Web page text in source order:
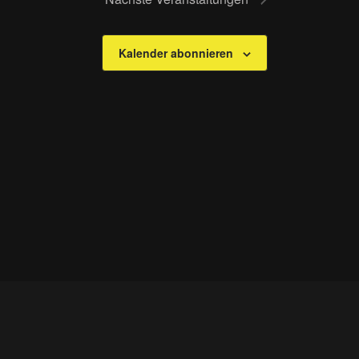
Kalender abonnieren